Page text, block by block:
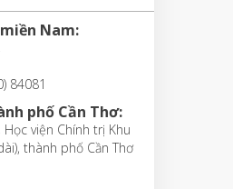
Nam:
84081
phố Cần Thơ:
viện Chính trị Khu
thành phố Cần Thơ